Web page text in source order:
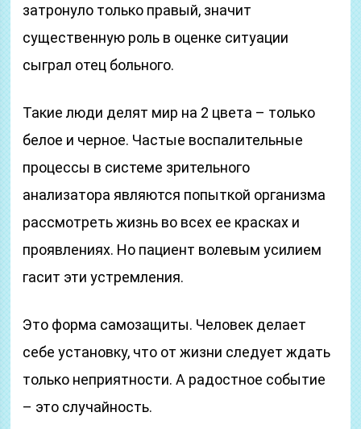
затронуло только правый, значит
существенную роль в оценке ситуации
сыграл отец больного.
Такие люди делят мир на 2 цвета – только
белое и черное. Частые воспалительные
процессы в системе зрительного
анализатора являются попыткой организма
рассмотреть жизнь во всех ее красках и
проявлениях. Но пациент волевым усилием
гасит эти устремления.
Это форма самозащиты. Человек делает
себе установку, что от жизни следует ждать
только неприятности. А радостное событие
– это случайность.